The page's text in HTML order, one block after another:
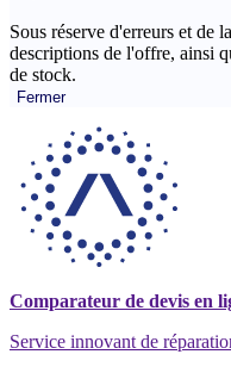
Sous réserve d'erreurs et de
descriptions de l'offre, ainsi
de stock.
Fermer
Comparateur de devis en
Service innovant de